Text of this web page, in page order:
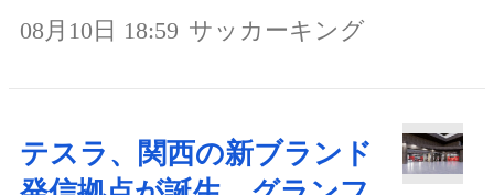
08月10日 18:59 サッカーキング
テスラ、関西の新ブランド